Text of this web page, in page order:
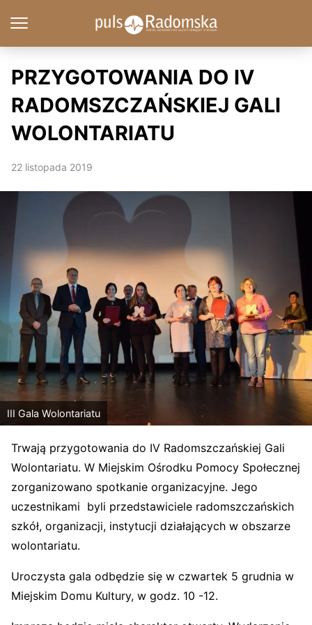
PRZYGOTOWANIA DO IV
RADOMSZCZAŃSKIEJ GALI
WOLONTARIATU
22 listopada 2019
III Gala Wolontariatu
Trwają przygotowania do IV Radomszczańskiej Gali
Wolontariatu. W Miejskim Ośrodku Pomocy Społecznej
zorganizowano spotkanie organizacyjne. Jego
uczestnikami byli przedstawiciele radomszczańskich
szkół, organizacji, instytucji działających w obszarze
wolontariatu.
Uroczysta gala odbędzie się w czwartek 5 grudnia w
Miejskim Domu Kultury, w godz. 10 -12.